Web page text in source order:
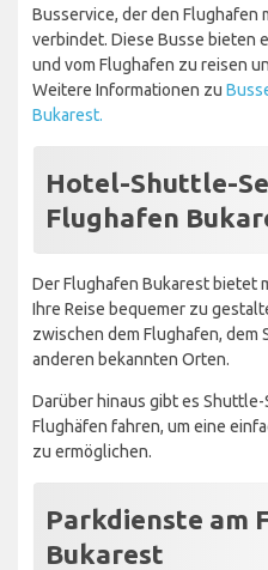
Busservice, der den Flughafen
verbindet. Diese Busse bieten
und vom Flughafen zu reisen
Weitere Informationen zu
Bukarest.
Hotel-Shuttle-
Flughafen
Der Flughafen Bukarest bietet
Ihre Reise bequemer zu
zwischen dem Flughafen, dem
anderen bekannten Orten.
Darüber hinaus gibt es
Flughäfen fahren, um eine
zu ermöglichen.
Parkdienste am
Bukarest